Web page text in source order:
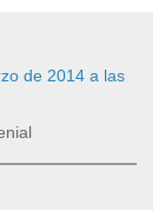
de 2014 a las